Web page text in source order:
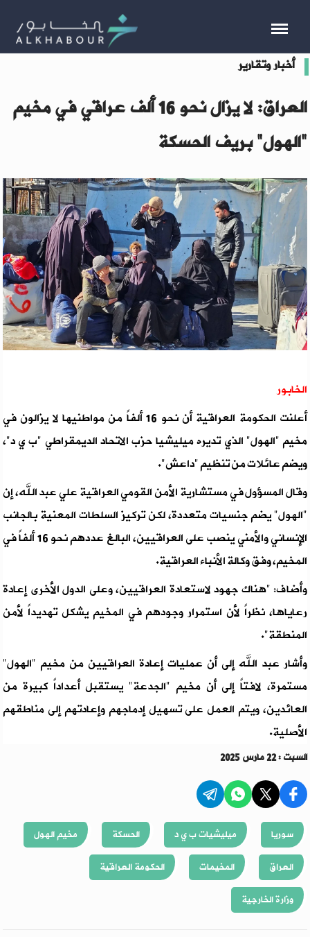
أخبار وتقارير
العراق: لا يزال نحو 16 ألف عراقي في مخيم
"الهول" بريف الحسكة
الخابور
أعلنت الحكومة العراقية أن نحو 16 ألفاً من مواطنيها لا يزالون في
مخيم "الهول" الذي تديره ميليشيا حزب الاتحاد الديمقراطي "ب ي د"،
ويضم عائلات من تنظيم "داعش".
وقال المسؤول في مستشارية الأمن القومي العراقية علي عبد الله، إن
"الهول" يضم جنسيات متعددة، لكن تركيز السلطات المعنية بالجانب
الإنساني والأمني ينصب على العراقيين، البالغ عددهم نحو 16 ألفاً في
المخيم، وفق وكالة الأنباء العراقية.
وأضاف: "هناك جهود لاستعادة العراقيين، وعلى الدول الأخرى إعادة
رعاياها، نظراً لأن استمرار وجودهم في المخيم يشكل تهديداً لأمن
المنطقة".
وأشار عبد الله إلى أن عمليات إعادة العراقيين من مخيم "الهول"
مستمرة، لافتاً إلى أن مخيم "الجدعة" يستقبل أعداداً كبيرة من
العائدين، ويتم العمل على تسهيل إدماجهم وإعادتهم إلى مناطقهم
الأصلية.
السبت : 22 مارس 2025
سوريا ميليشيات ب ي د الحسكة
مخيم الهول
العراق
المخيمات
الحكومة العراقية
وزارة الخارجية